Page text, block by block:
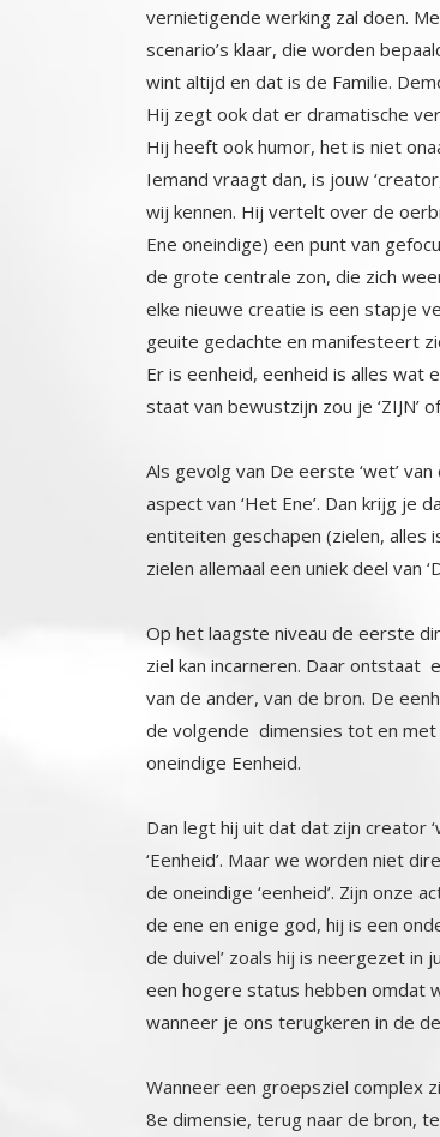
wint altijd en dat is de Familie.
Hij zegt ook dat er dramatische
Hij heeft ook humor, het is niet
Iemand vraagt dan, is jouw
wij kennen. Hij vertelt over de
Ene oneindige) een punt van
de grote centrale zon, die zich
elke nieuwe creatie is een stapje
geuite gedachte en manifesteert
Er is eenheid, eenheid is alles wat
staat van bewustzijn zou je ‘ZIJN’
Als gevolg van De eerste ‘wet’
aspect van ‘Het Ene’. Dan krijg
entiteiten geschapen (zielen, alles
zielen allemaal een uniek deel van
Op het laagste niveau de eerste
ziel kan incarneren. Daar ontstaat
van de ander, van de bron. De
de volgende dimensies tot en
oneindige Eenheid.
Dan legt hij uit dat dat zijn creator
‘Eenheid’. Maar we worden niet
de oneindige ‘eenheid’. Zijn onze
de ene en enige god, hij is een
de duivel’ zoals hij is neergezet in
een hogere status hebben omdat
wanneer je ons terugkeren in de
Wanneer een groepsziel complex
8e dimensie, terug naar de bron,